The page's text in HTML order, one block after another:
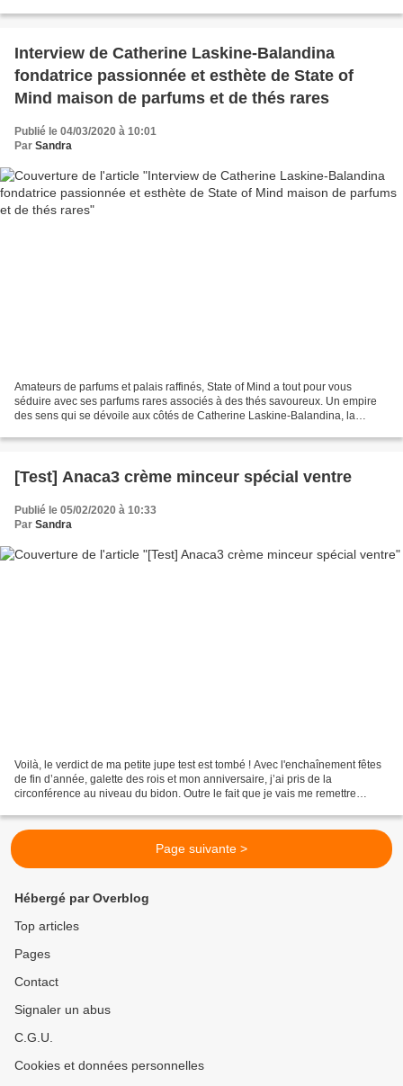
Interview de Catherine Laskine-Balandina
fondatrice passionnée et esthète de State of
Mind maison de parfums et de thés rares
Publié le 04/03/2020 à 10:01
Par Sandra
Amateurs de parfums et palais raffinés, State of Mind a tout pour vous
séduire avec ses parfums rares associés à des thés savoureux. Un empire
des sens qui se dévoile aux côtés de Catherine Laskine-Balandina, la
[Test] Anaca3 crème minceur spécial ventre
Publié le 05/02/2020 à 10:33
Par Sandra
Voilà, le verdict de ma petite jupe test est tombé ! Avec l'enchaînement fêtes
de fin d’année, galette des rois et mon anniversaire, j’ai pris de la
circonférence au niveau du bidon. Outre le fait que je vais me remettre
Page suivante >
Hébergé par Overblog
Top articles
Pages
Contact
Signaler un abus
C.G.U.
Cookies et données personnelles